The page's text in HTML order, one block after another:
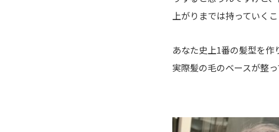
上がりまでは持っていく
あなた史上1番の髪型を作
実際髪の毛のベースが整